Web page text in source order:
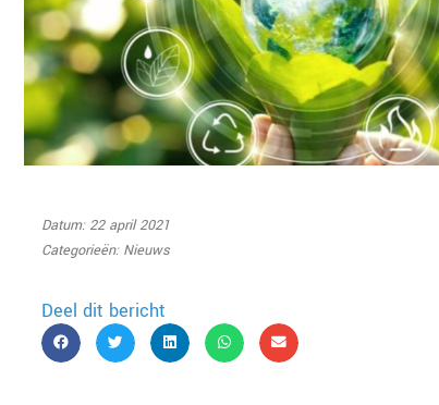
Datum: 22 april 2021
Categorieën: Nieuws
Deel dit bericht